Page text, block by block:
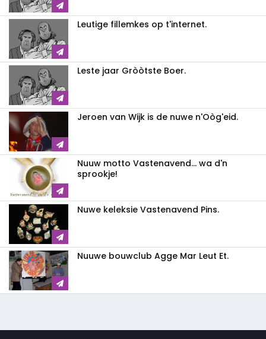
Leutige fillemkes op t'internet.
Leste jaar Gròòtste Boer.
Jeroen van Wijk is de nuwe n'Oòg'eid.
Nuuw motto Vastenavend... wa d'n
sprookje!
Nuwe keleksie Vastenavend Pins.
Nuuwe bouwclub Agge Mar Leut Et.